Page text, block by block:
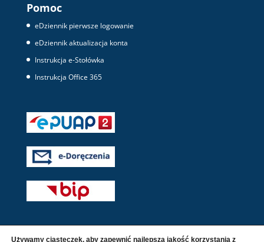
Pomoc
eDziennik pierwsze logowanie
eDziennik aktualizacja konta
Instrukcja e-Stołówka
Instrukcja Office 365
Używamy ciasteczek, aby zapewnić najlepszą jakość korzystania z